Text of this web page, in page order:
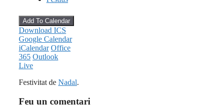
Add To Calendar
Download ICS
Google Calendar
iCalendar Office
365 Outlook
Live
Festivitat de Nadal.
Feu un comentari